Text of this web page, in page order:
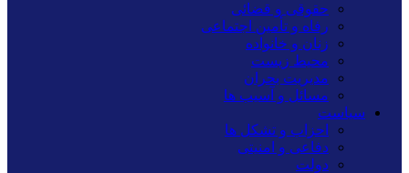
حقوقی و قضائی
رفاه و تأمین اجتماعی
زنان و خانواده
محیط زیست
مدیریت بحران
مسائل و آسیب ها
سیاست
احزاب و تشکل ها
دفاعی و امنیتی
دولت